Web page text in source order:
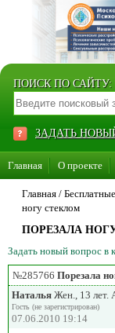
ПОИСК ПО САЙТУ:
ЗАДАТЬ
Главная О проекте
Стать консультантом
Главная /
ногу стеклом
ПОРЕЗАЛА
Задать новый вопрос в
№285766 Порезала
Наталья Жен., 13 лет.
Гость (не зарегистрирован)
07.06.2010 19:14